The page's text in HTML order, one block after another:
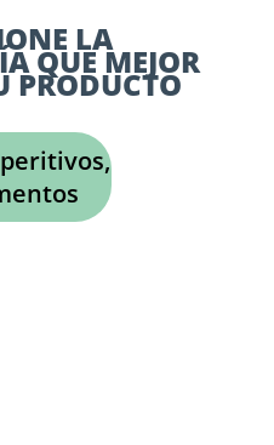
LA
QUE MEJOR
PRODUCTO